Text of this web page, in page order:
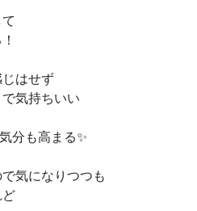
はせず
気持ちいい
分も高まる✨
気になりつつも